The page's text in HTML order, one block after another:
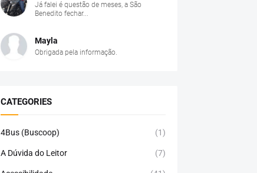
Já falei é questão de meses, a São
Benedito fechar...
Mayla
Obrigada pela informação.
CATEGORIES
4Bus (Buscoop) (1)
A Dúvida do Leitor (7)